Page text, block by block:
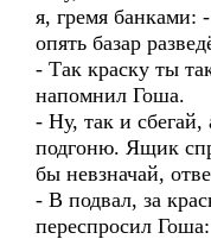
я, гремя банками:
опять базар
- Так краску ты
напомнил Гоша.
- Ну, так и
подгоню. Ящик
бы невзначай,
- В подвал, за
переспросил